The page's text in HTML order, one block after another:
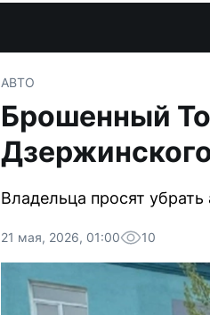
АВТО
Брошенный
Владельца просят
21 мая, 2026, 01:00 10